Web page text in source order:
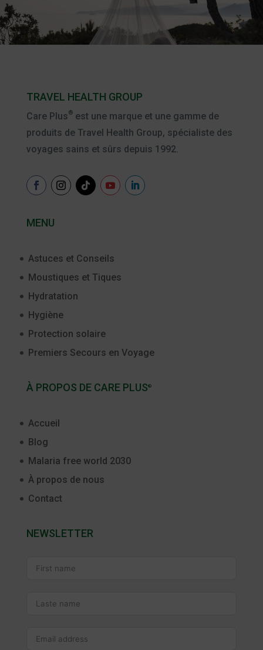
TRAVEL HEALTH GROUP
Care Plus®est une marque et une gamme de
produits de Travel Health Group, spécialiste des
voyages sains et sûrs depuis 1992.
MENU
Astuces et Conseils
Moustiques et Tiques
Hydratation
Hygiène
Protection solaire
Premiers Secours en Voyage
À PROPOS DE CARE PLUS®
Accueil
Blog
Malaria free world 2030
À propos de nous
Contact
NEWSLETTER